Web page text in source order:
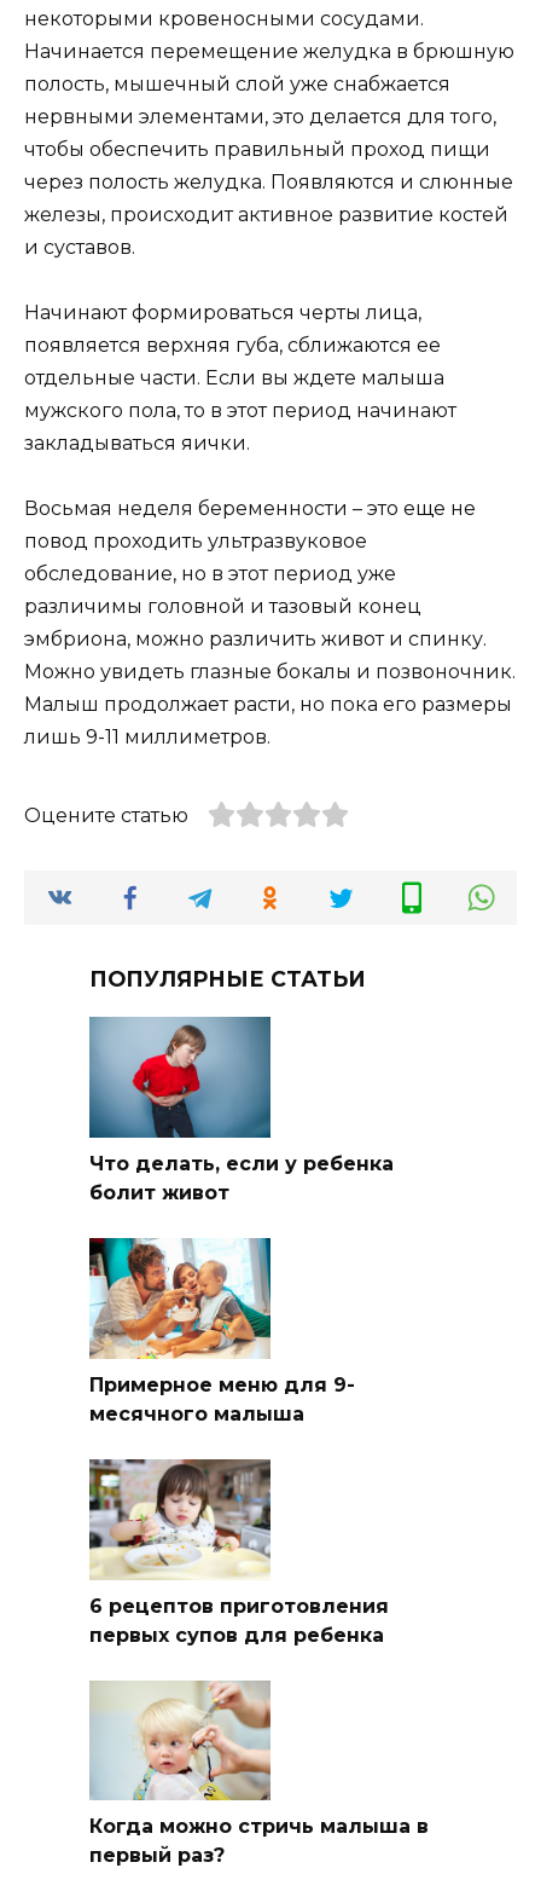
некоторыми кровеносными сосудами.
Начинается перемещение желудка в брюшную
полость, мышечный слой уже снабжается
нервными элементами, это делается для того,
чтобы обеспечить правильный проход пищи
через полость желудка. Появляются и слюнные
железы, происходит активное развитие костей
и суставов.
Начинают формироваться черты лица,
появляется верхняя губа, сближаются ее
отдельные части. Если вы ждете малыша
мужского пола, то в этот период начинают
закладываться яички.
Восьмая неделя беременности – это еще не
повод проходить ультразвуковое
обследование, но в этот период уже
различимы головной и тазовый конец
эмбриона, можно различить живот и спинку.
Можно увидеть глазные бокалы и позвоночник.
Малыш продолжает расти, но пока его размеры
лишь 9-11 миллиметров.
Оцените статью
ПОПУЛЯРНЫЕ СТАТЬИ
Что делать, если у ребенка
болит живот
Примерное меню для 9-
месячного малыша
6 рецептов приготовления
первых супов для ребенка
Когда можно стричь малыша в
первый раз?